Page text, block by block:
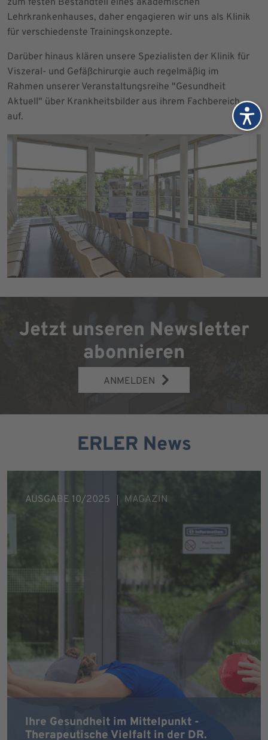
zum festen Bestandteil eines akademischen
Lehrkrankenhauses, daher engagieren wir uns als Klinik
für verschiedenste Trainingskonzepte.
Darüber hinaus klären unsere Spezialisten der Klinik für
Viszeral- und Gefäßchirurgie auch regelmäßig im
Rahmen unserer Veranstaltungsreihe "Gesundheit
Aktuell" über Krankheitsbilder aus ihrem Fachbereich
auf.
Jetzt unseren Newsletter
abonnieren
ANMELDEN
ERLER News
Ihre Gesundheit im Mittelpunkt -
Therapeutische Vielfalt in der DR.
AUSGABE 10/2025 MAGAZIN